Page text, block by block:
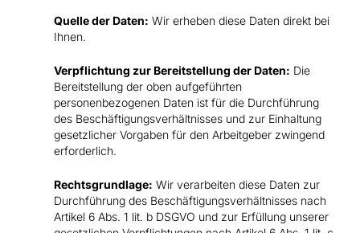
Quelle der Daten: Wir erheben diese Daten direkt bei
Ihnen.
Verpflichtung zur Bereitstellung der Daten: Die
Bereitstellung der oben aufgeführten
personenbezogenen Daten ist für die Durchführung
des Beschäftigungsverhältnisses und zur Einhaltung
gesetzlicher Vorgaben für den Arbeitgeber zwingend
erforderlich.
Rechtsgrundlage: Wir verarbeiten diese Daten zur
Durchführung des Beschäftigungsverhältnisses nach
Artikel 6 Abs. 1 lit. b DSGVO und zur Erfüllung unserer